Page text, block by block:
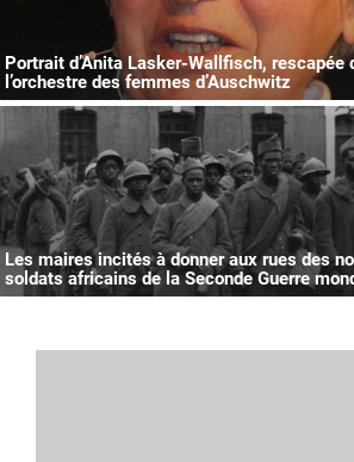
Portrait d’Anita Lasker-Wallfisch, rescapée
l’orchestre des femmes d’Auschwitz
Les maires incités à donner aux rues des
soldats africains de la Seconde Guerre